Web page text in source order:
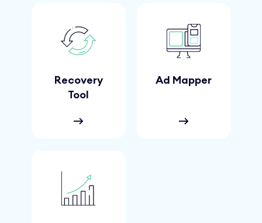
Recovery
Tool
Ad Mapper